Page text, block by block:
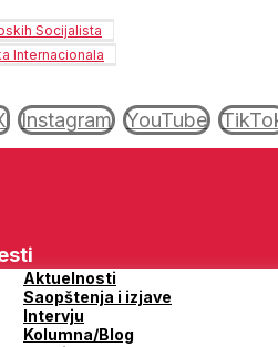
Socijalista
Internacionala
Instagram YouTube
Aktuelnosti
Saopštenja i izjave
Intervju
Kolumna/Blog